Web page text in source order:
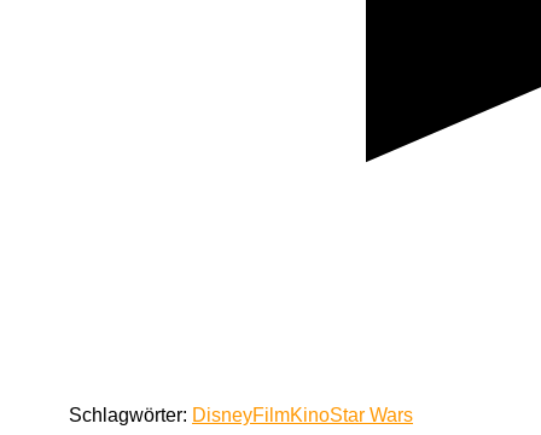
Schlagwörter: DisneyFilmKinoStar Wars